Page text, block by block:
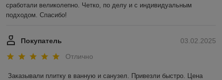
сработали великолепно. Четко, по делу и с индивидуальным
подходом. Спасибо!
03.02.2025
Покупатель
Отлично
Заказывали плитку в ванную и санузел. Привезли быстро. Цена